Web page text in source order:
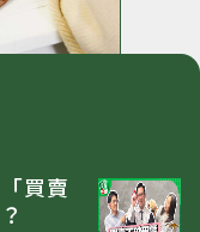
買賣